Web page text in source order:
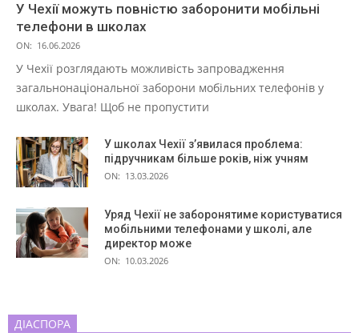
У Чехії можуть повністю заборонити мобільні
телефони в школах
ON: 16.06.2026
У Чехії розглядають можливість запровадження
загальнонаціональної заборони мобільних телефонів у
школах. Увага! Щоб не пропустити
У школах Чехії з’явилася проблема:
підручникам більше років, ніж учням
ON: 13.03.2026
Уряд Чехії не заборонятиме користуватися
мобільними телефонами у школі, але
директор може
ON: 10.03.2026
ДІАСПОРА